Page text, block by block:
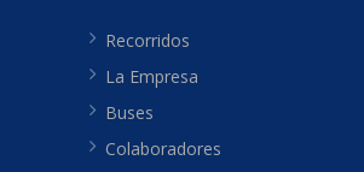
Recorridos
La Empresa
Buses
Colaboradores